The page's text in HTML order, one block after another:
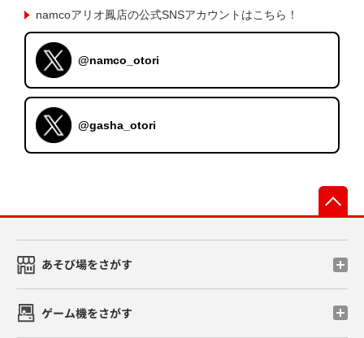
namcoアリオ鳳店の公式SNSアカウントはこちら！
@namco_otori
@gasha_otori
あそび場をさがす
ゲーム機をさがす